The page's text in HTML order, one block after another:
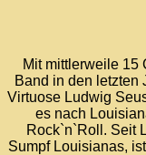
Mit mittlerweile 15
Band in den letzten
Virtuose Ludwig
es nach
Rock`n`Roll. Seit
Sumpf Louisianas,